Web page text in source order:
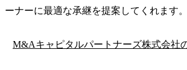
ーナーに最適な承継を提案してくれます。
M&Aキャピタルパートナーズ株式会社